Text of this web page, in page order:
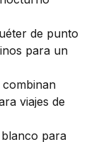
de punto
para un
viajes de
para